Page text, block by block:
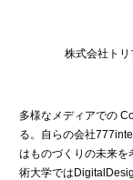
株式会社ト
多様なメディアでの
る。自らの会社
はものづくりの未来
術大学では